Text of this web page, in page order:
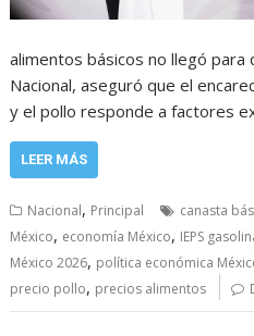
alimentos básicos no llegó para
Nacional, aseguró que el
y el pollo responde a factores
LEER MÁS
Nacional, Principal canasta
México, economía México, IEPS
México 2026, política económica
precio pollo, precios alimentos